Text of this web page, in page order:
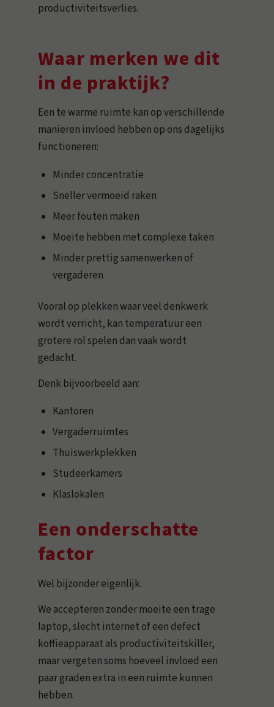
productiviteitsverlies.
Waar merken we dit
in de praktijk?
Een te warme ruimte kan op verschillende
manieren invloed hebben op ons dagelijks
functioneren:
Minder concentratie
Sneller vermoeid raken
Meer fouten maken
Moeite hebben met complexe taken
Minder prettig samenwerken of
vergaderen
Vooral op plekken waar veel denkwerk
wordt verricht, kan temperatuur een
grotere rol spelen dan vaak wordt
gedacht.
Denk bijvoorbeeld aan:
Kantoren
Vergaderruimtes
Thuiswerkplekken
Studeerkamers
Klaslokalen
Een onderschatte
factor
Wel bijzonder eigenlijk.
We accepteren zonder moeite een trage
laptop, slecht internet of een defect
koffieapparaat als productiviteitskiller,
maar vergeten soms hoeveel invloed een
paar graden extra in een ruimte kunnen
hebben.